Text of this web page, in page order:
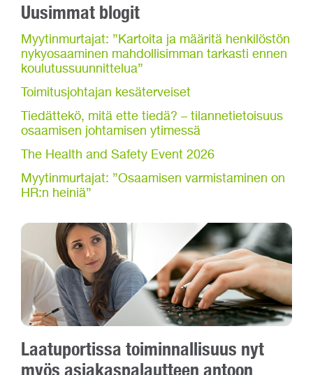
Uusimmat blogit
Myytinmurtajat: ”Kartoita ja määritä henkilöstön
nykyosaaminen mahdollisimman tarkasti ennen
koulutussuunnittelua”
Toimitusjohtajan kesäterveiset
Tiedättekö, mitä ette tiedä? – tilannetietoisuus
osaamisen johtamisen ytimessä
The Health and Safety Event 2026
Myytinmurtajat: ”Osaamisen varmistaminen on
HR:n heiniä”
Laatuportissa toiminnallisuus nyt
myös asiakaspalautteen antoon